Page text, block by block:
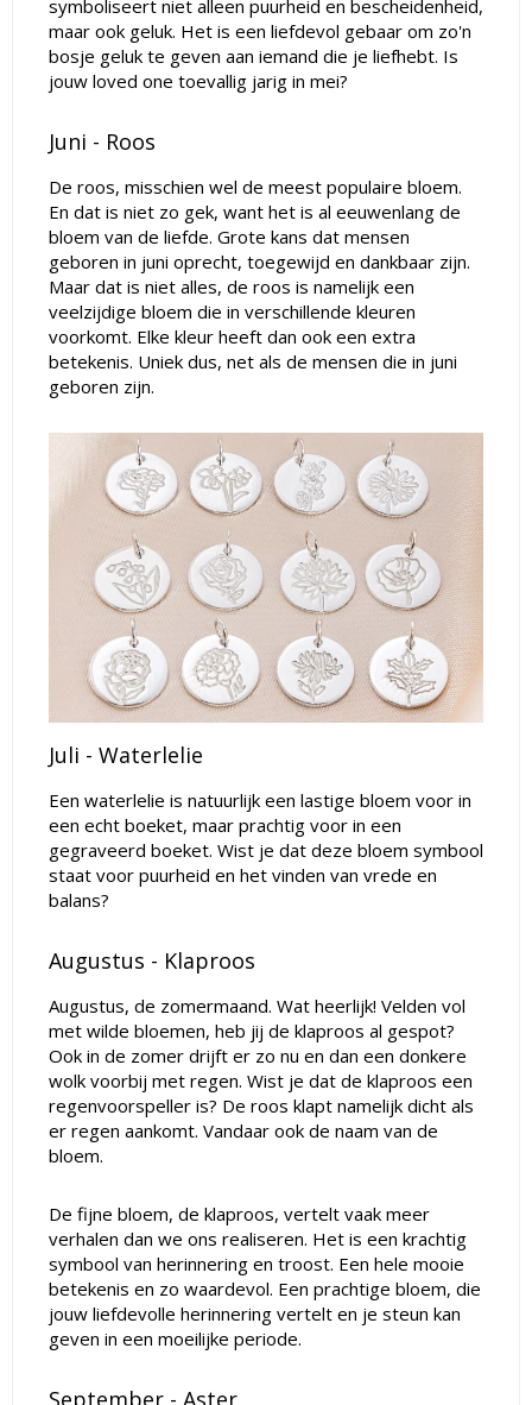
symboliseert niet alleen puurheid en bescheidenheid,
maar ook geluk. Het is een liefdevol gebaar om zo'n
bosje geluk te geven aan iemand die je liefhebt. Is
jouw loved one toevallig jarig in mei?
Juni - Roos
De roos, misschien wel de meest populaire bloem.
En dat is niet zo gek, want het is al eeuwenlang de
bloem van de liefde. Grote kans dat mensen
geboren in juni oprecht, toegewijd en dankbaar zijn.
Maar dat is niet alles, de roos is namelijk een
veelzijdige bloem die in verschillende kleuren
voorkomt. Elke kleur heeft dan ook een extra
betekenis. Uniek dus, net als de mensen die in juni
geboren zijn.
Juli - Waterlelie
Een waterlelie is natuurlijk een lastige bloem voor in
een echt boeket, maar prachtig voor in een
gegraveerd boeket. Wist je dat deze bloem symbool
staat voor puurheid en het vinden van vrede en
balans?
Augustus - Klaproos
Augustus, de zomermaand. Wat heerlijk! Velden vol
met wilde bloemen, heb jij de klaproos al gespot?
Ook in de zomer drijft er zo nu en dan een donkere
wolk voorbij met regen. Wist je dat de klaproos een
regenvoorspeller is? De roos klapt namelijk dicht als
er regen aankomt. Vandaar ook de naam van de
bloem.
De fijne bloem, de klaproos, vertelt vaak meer
verhalen dan we ons realiseren. Het is een krachtig
symbool van herinnering en troost. Een hele mooie
betekenis en zo waardevol. Een prachtige bloem, die
jouw liefdevolle herinnering vertelt en je steun kan
geven in een moeilijke periode.
September - Aster